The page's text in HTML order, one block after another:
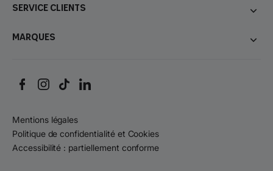
Service Clients
Marques
Mentions légales
Politique de confidentialité et Cookies
Accessibilité : partiellement conforme